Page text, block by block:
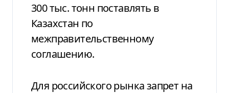
300 тыс. тонн поставлять в
Казахстан по
межправительственному
соглашению.
Для российского рынка запрет на